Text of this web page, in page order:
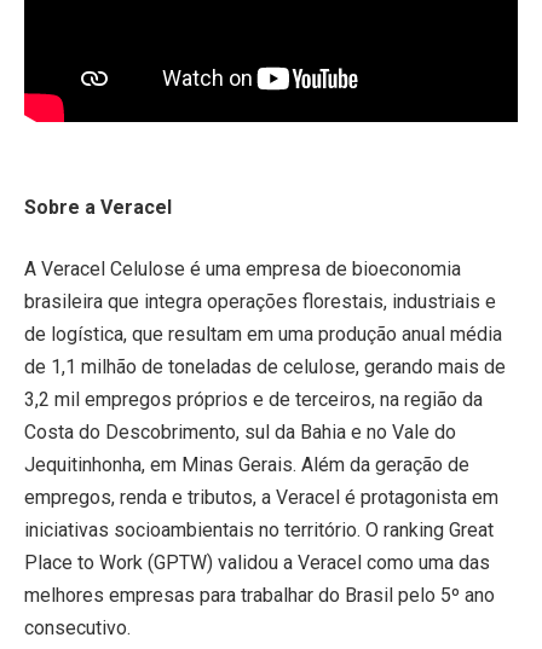
Sobre a Veracel
A Veracel Celulose é uma empresa de bioeconomia
brasileira que integra operações florestais, industriais e
de logística, que resultam em uma produção anual média
de 1,1 milhão de toneladas de celulose, gerando mais de
3,2 mil empregos próprios e de terceiros, na região da
Costa do Descobrimento, sul da Bahia e no Vale do
Jequitinhonha, em Minas Gerais. Além da geração de
empregos, renda e tributos, a Veracel é protagonista em
iniciativas socioambientais no território. O ranking Great
Place to Work (GPTW) validou a Veracel como uma das
melhores empresas para trabalhar do Brasil pelo 5º ano
consecutivo.